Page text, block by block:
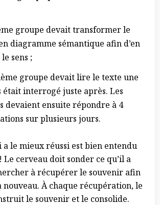
groupe devait transformer le
diagramme sémantique afin d’en
sens ;
groupe devait lire le texte une
était interrogé juste après. Les
devaient ensuite répondre à 4
sur plusieurs jours.
le mieux réussi est bien entendu
cerveau doit sonder ce qu’il a
à récupérer le souvenir afin
nouveau. À chaque récupération, le
le souvenir et le consolide.